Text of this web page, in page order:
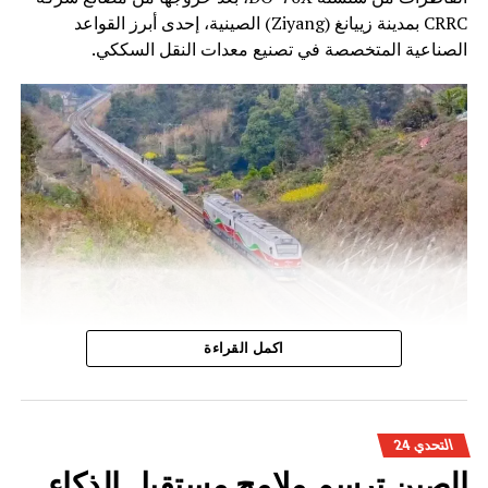
CRRC بمدينة زييانغ (Ziyang) الصينية، إحدى أبرز القواعد
الصناعية المتخصصة في تصنيع معدات النقل السككي.
وتندرج هذه الخطوة ضمن برنامج تحديث أسطول الجر الذي
أطلقه المكتب الوطني للسكك الحديدية، بهدف الرفع من كفاءة
وتتميز القاطرات الجديدة بتقنيات حديثة تسمح بتحسين الأداء
اكمل القراءة
التحدي 24